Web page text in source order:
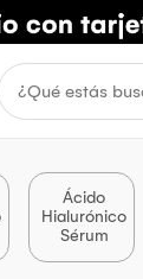
Ácido
Hialurónico
Sérum